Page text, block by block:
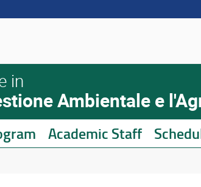
in
Ambientale e
Academic Staff